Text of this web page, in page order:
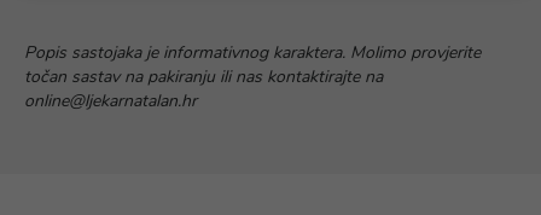
Popis sastojaka je informativnog karaktera. Molimo provjerite
točan sastav na pakiranju ili nas kontaktirajte na
online@ljekarnatalan.hr